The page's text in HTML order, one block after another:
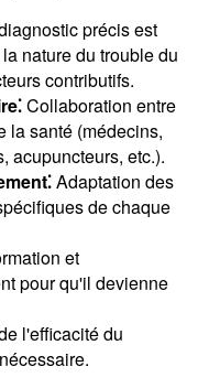
précis est
nature du trouble du
contributifs.
Collaboration entre
la santé (médecins,
acupuncteurs, etc.).
Adaptation des
de chaque
et
pour qu'il devienne
l'efficacité du